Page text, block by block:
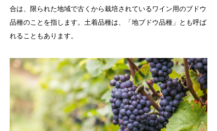
合は、限られた地域で古くから栽培されているワイン用のブドウ
品種のことを指します。土着品種は、「地ブドウ品種」とも呼ば
れることもあります。